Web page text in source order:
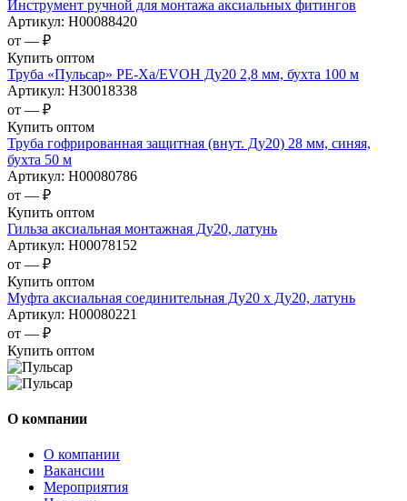
Инструмент ручной для монтажа аксиальных фитингов
Артикул: Н00088420
от — ₽
Купить оптом
Труба «Пульсар» РЕ-Ха/EVOH Ду20 2,8 мм, бухта 100 м
Артикул: Н30018338
от — ₽
Купить оптом
Труба гофрированная защитная (внут. Ду20) 28 мм, синяя,
бухта 50 м
Артикул: Н00080786
от — ₽
Купить оптом
Гильза аксиальная монтажная Ду20, латунь
Артикул: Н00078152
от — ₽
Купить оптом
Муфта аксиальная соединительная Ду20 х Ду20, латунь
Артикул: Н00080221
от — ₽
Купить оптом
О компании
О компании
Вакансии
Мероприятия